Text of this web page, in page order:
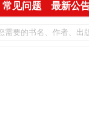
常见问题 最新公